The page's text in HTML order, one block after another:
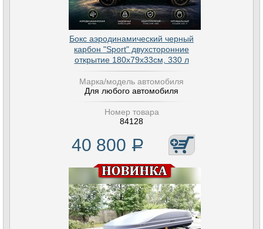
Бокс аэродинамический черный
карбон "Sport" двухсторонние
открытие 180х79х33см, 330 л
Марка/модель автомобиля
Для любого автомобиля
Номер товара
84128
40 800 Р